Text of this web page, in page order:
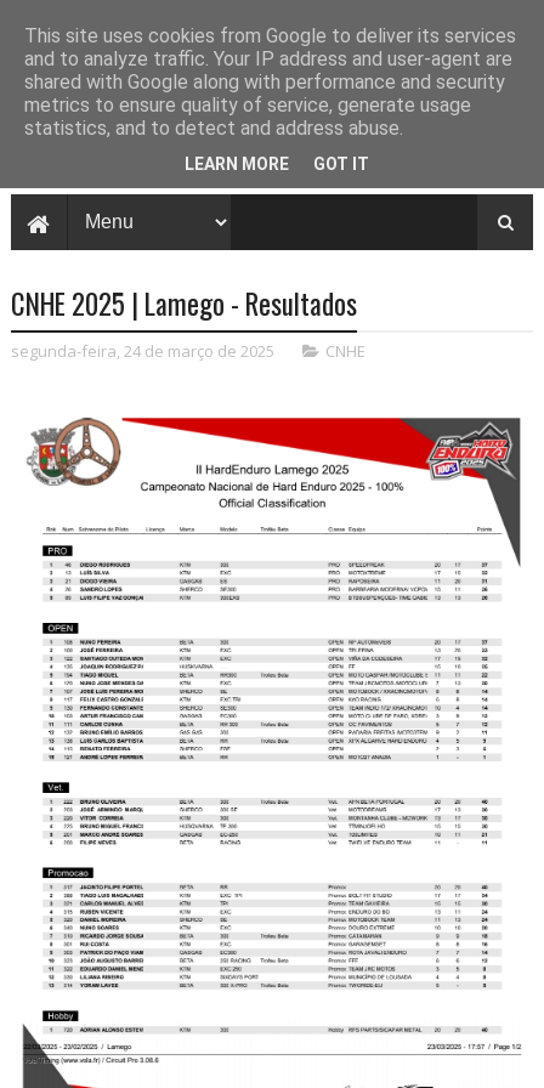
CNHE 2025 | Lamego - Resultados
segunda-feira, 24 de março de 2025 CNHE
This site uses cookies from Google to deliver its services
and to analyze traffic. Your IP address and user-agent are
shared with Google along with performance and security
metrics to ensure quality of service, generate usage
statistics, and to detect and address abuse.
LEARN MORE GOT IT